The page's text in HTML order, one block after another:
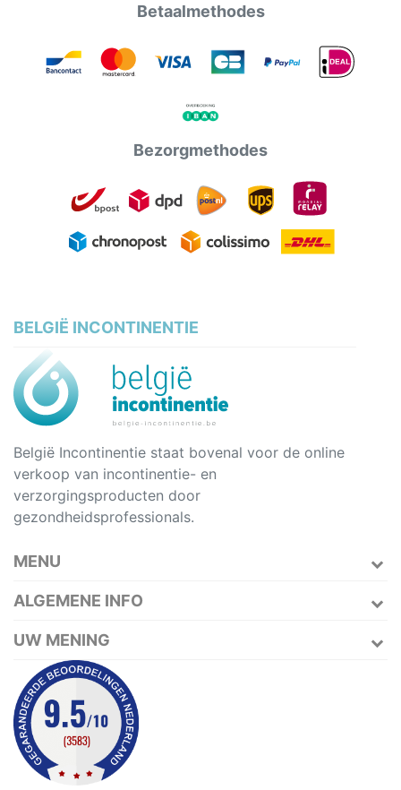
Betaalmethodes
Bezorgmethodes
BELGIË INCONTINENTIE
België Incontinentie staat bovenal voor de online
verkoop van incontinentie- en
verzorgingsproducten door
gezondheidsprofessionals.
MENU
ALGEMENE INFO
UW MENING